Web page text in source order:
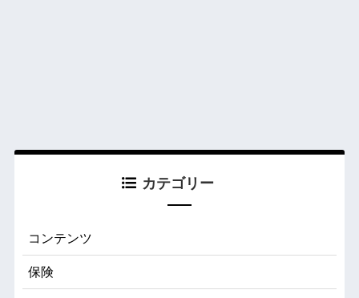
カテゴリー
コンテンツ
保険